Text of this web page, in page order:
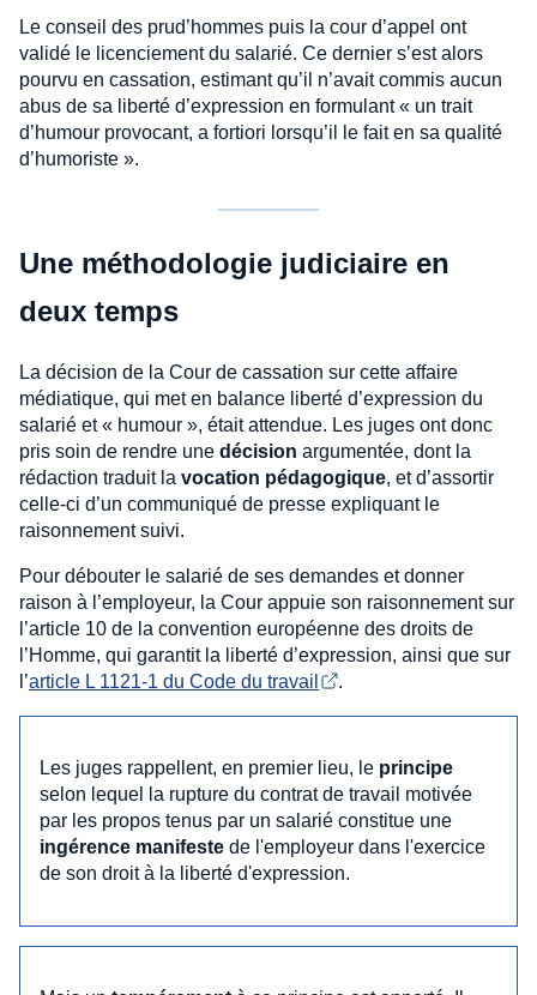
Le conseil des prud’hommes puis la cour d’appel ont
validé le licenciement du salarié. Ce dernier s’est alors
pourvu en cassation, estimant qu’il n’avait commis aucun
abus de sa liberté d’expression en formulant « un trait
d’humour provocant, a fortiori lorsqu’il le fait en sa qualité
d’humoriste ».
Une méthodologie judiciaire en
deux temps
La décision de la Cour de cassation sur cette affaire
médiatique, qui met en balance liberté d’expression du
salarié et « humour », était attendue. Les juges ont donc
pris soin de rendre une décision argumentée, dont la
rédaction traduit la vocation pédagogique, et d’assortir
celle-ci d’un communiqué de presse expliquant le
raisonnement suivi.
Pour débouter le salarié de ses demandes et donner
raison à l’employeur, la Cour appuie son raisonnement sur
l’article 10 de la convention européenne des droits de
l’Homme, qui garantit la liberté d’expression, ainsi que sur
l’article L 1121-1 du Code du travail .
Les juges rappellent, en premier lieu, le principe
selon lequel la rupture du contrat de travail motivée
par les propos tenus par un salarié constitue une
ingérence manifeste de l'employeur dans l'exercice
de son droit à la liberté d'expression.